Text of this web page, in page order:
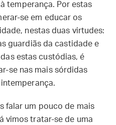
temperança. Por estas
se em educar os
nestas duas virtudes:
guardiãs da castidade e
estas custódias, é
se nas mais sórdidas
falar um pouco de mais
vimos tratar-se de uma